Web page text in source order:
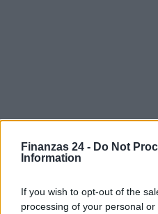
Finanzas 24 - Do Not
Information
If you wish to opt-out of the
processing of your personal